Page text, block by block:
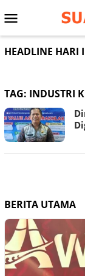
ke
Menu
Mobile
HEADLINE HARI
TAG: INDUSTRI
BERITA UTAMA